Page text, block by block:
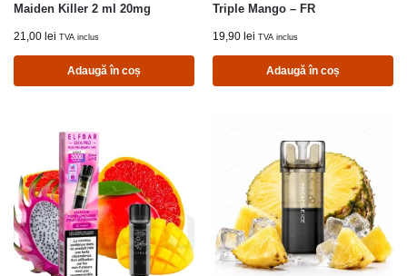
Maiden Killer 2 ml 20mg
21,00 lei TVA inclus
Adaugă în coș
Triple Mango – FR
19,90 lei TVA inclus
Adaugă în coș